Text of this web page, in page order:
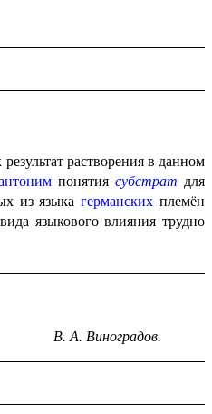
растворения в данном
понятиясубстрат для
из языкагерманских племён
языкового влияния трудно
В. А. Виноградов.